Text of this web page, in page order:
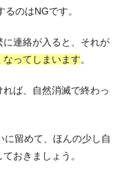
のはNGです。
連絡が入ると、それが
ってしまいます。
ば、自然消滅で終わっ
留めて、ほんの少し自
おきましょう。